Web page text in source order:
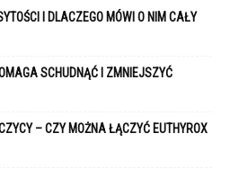
I DLACZEGO MÓWI O NIM CAŁY
SCHUDNĄĆ I ZMNIEJSZYĆ
– CZY MOŻNA ŁĄCZYĆ EUTHYROX